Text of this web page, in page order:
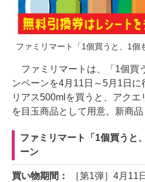
ファミリマート「1個買うと、1個
ファミリマートは、「1個買
ンペーンを4月11日～5月1日
リアス500mlを買うと、アクエ
を目玉商品として用意。新商品
ファミリマート「1個買うと
ーン
買い物期間：
［第1弾］4月11